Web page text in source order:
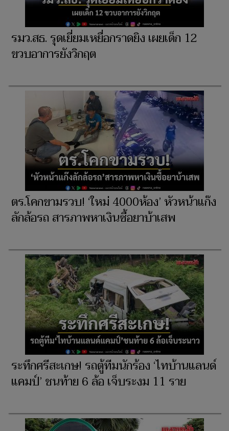
รมว.สธ. รุดเยี่ยมเหยื่อกราดยิง เผยเด็ก 12
ขวบอาการยังวิกฤต
ตร.โคกขามรวบ! ‘ใหม่ 4000ห้อง’ หัวหน้าแก๊ง
ลักล้อรถ สารภาพหาเงินซื้อยาบ้าเสพ
ระทึกศรีสะเกษ! รถตู้ทีมนักร้อง ‘ไทบ้านแลนด์
แคมป์’ ชนท้าย 6 ล้อ เจ็บระงม 11 ราย